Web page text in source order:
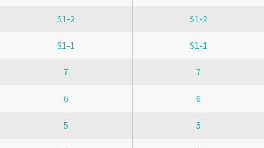
S1-2 S1-2
S1-1 S1-1
7 7
6 6
5 5